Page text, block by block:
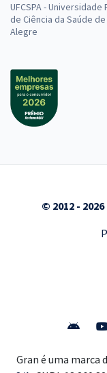
UFCSPA - Universidade
de Ciência da Saúde
Alegre
© 2012 -
Gran é uma marca